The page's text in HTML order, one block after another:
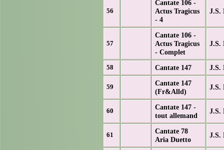
56
Cantate 106 -
Actus Tragicus
- 4
J.S.
57
Cantate 106 -
Actus Tragicus
- Complet
J.S.
58 Cantate 147 J.S.
59
Cantate 147
(Fr&Alld)
J.S.
60
Cantate 147 -
tout allemand
J.S.
61
Cantate 78
Aria Duetto
J.S.